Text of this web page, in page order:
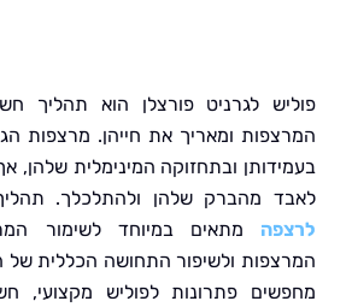
לגרניט פורצלן הוא תהליך חשוב
ומאריך את חייהן. מרצפות הגרניט
ובתחזוקה המינימלית שלהן, אך עם הזמן
מהברק שלהן ולהתלכלך. תהליך של
מתאים במיוחד לשימור המראה
ולשיפור התחושה הכללית של
פתרונות לפוליש מקצועי, חשוב